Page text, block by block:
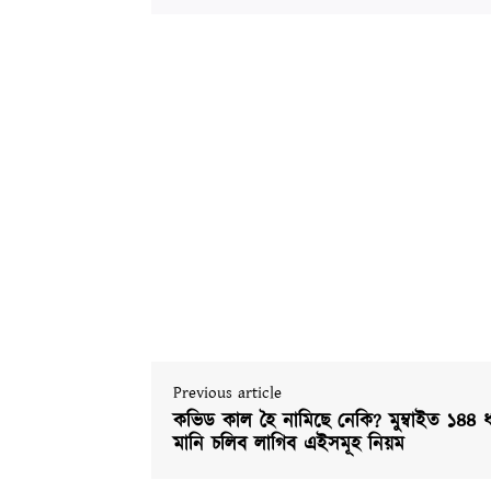
Previous article
কভিড কাল হৈ নামিছে নেকি? মুম্বাইত ১৪৪
মানি চলিব লাগিব এইসমূহ নিয়ম